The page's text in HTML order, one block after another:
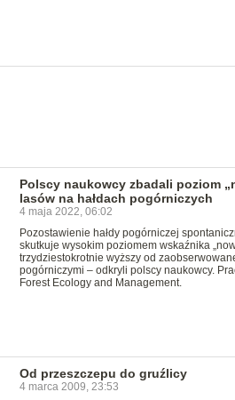
Polscy naukowcy zbadali poziom
lasów na hałdach pogórniczych
4 maja 2022, 06:02
Pozostawienie hałdy pogórniczej
skutkuje wysokim poziomem wskaźnika
trzydziestokrotnie wyższy od
pogórniczymi – odkryli polscy naukowcy.
Forest Ecology and Management.
Od przeszczepu do gruźlicy
4 marca 2009, 23:53